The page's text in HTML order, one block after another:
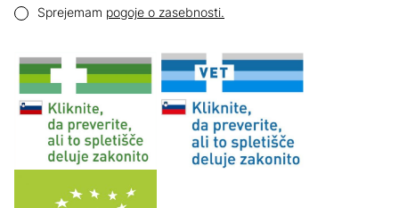
Pogoji zasebnosti
Sprejemam pogoje o zasebnosti.